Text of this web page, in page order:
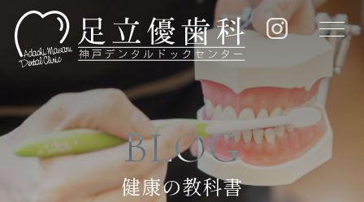
BLOG
健康の教科書